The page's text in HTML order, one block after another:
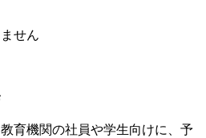
せん
育機関の社員や学生向けに、予